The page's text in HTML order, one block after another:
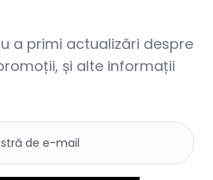
a primi actualizări despre
și alte informații